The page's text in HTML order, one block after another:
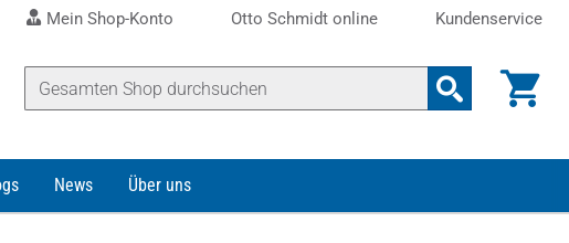
Mein Shop-Konto Otto Schmidt online Kundenservice
News Über uns